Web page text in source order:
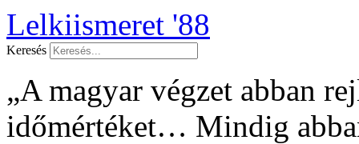
Lelkiismeret '88
Keresés
„A magyar végzet abban
időmértéket… Mindig